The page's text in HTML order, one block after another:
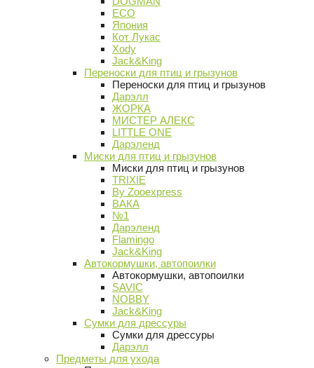
ECO
Япония
Кот Лукас
Xody
Jack&King
Переноски для птиц и грызунов
Переноски для птиц и грызунов
Дарэлл
ЖОРКА
МИСТЕР АЛЕКС
LITTLE ONE
Дарэленд
Миски для птиц и грызунов
Миски для птиц и грызунов
TRIXIE
By Zooexpress
ВАКА
№1
Дарэленд
Flamingo
Jack&King
Автокормушки, автопоилки
Автокормушки, автопоилки
SAVIC
NOBBY
Jack&King
Сумки для дрессуры
Сумки для дрессуры
Дарэлл
Предметы для ухода